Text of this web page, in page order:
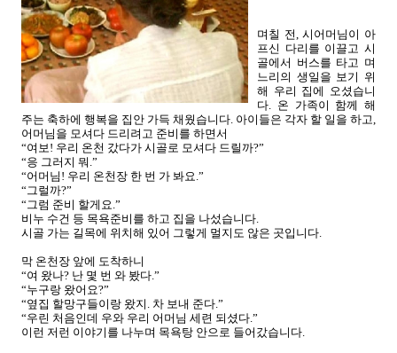
며칠 전, 시어머님이 아
프신 다리를 이끌고 시
골에서 버스를 타고 며
느리의 생일을 보기 위
해 우리 집에 오셨습니
다. 온 가족이 함께 해
주는 축하에 행복을 집안 가득 채웠습니다. 아이들은 각자 할 일을 하고,
어머님을 모셔다 드리려고 준비를 하면서
“여보! 우리 온천 갔다가 시골로 모셔다 드릴까?”
“응 그러지 뭐.”
“어머님! 우리 온천장 한 번 가 봐요.”
“그럴까?”
“그럼 준비 할게요.”
비누 수건 등 목욕준비를 하고 집을 나섰습니다.
시골 가는 길목에 위치해 있어 그렇게 멀지도 않은 곳입니다.
막 온천장 앞에 도착하니
“여 왔나? 난 몇 번 와 봤다.”
“누구랑 왔어요?”
“옆집 할망구들이랑 왔지. 차 보내 준다.”
“우린 처음인데 우와 우리 어머님 세련 되셨다.”
이런 저런 이야기를 나누며 목욕탕 안으로 들어갔습니다.